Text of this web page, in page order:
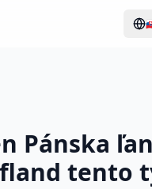
Pánska
tento